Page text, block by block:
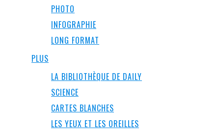
PHOTO
INFOGRAPHIE
LONG FORMAT
PLUS
LA BIBLIOTHÈQUE DE DAILY
SCIENCE
CARTES BLANCHES
LES YEUX ET LES OREILLES